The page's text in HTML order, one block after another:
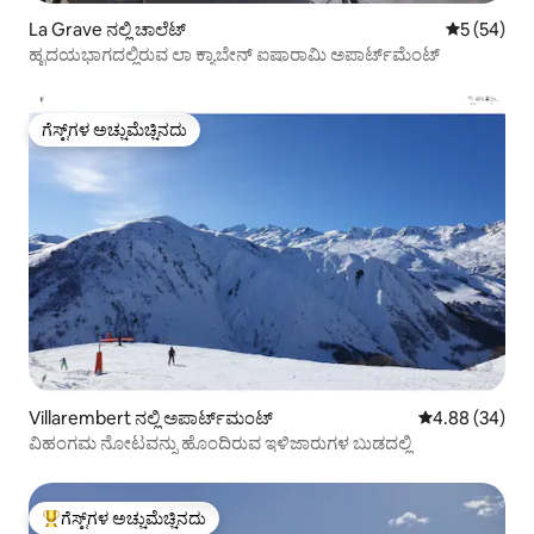
La Grave ನಲ್ಲಿ ಚಾಲೆಟ್ 5 ರಲ್ಲಿ 5
5 (54)
ಹೃದಯಭಾಗದಲ್ಲಿರುವ ಲಾ ಕ್ಯಾಬೇನ್ ಐಷಾರಾಮಿ ಅಪಾರ್ಟ್‌ಮೆಂಟ್
ಗೆಸ್ಟ್‌ಗಳ ಅಚ್ಚುಮೆಚ್ಚಿನದು
ಗೆಸ್ಟ್‌ಗಳ ಅಚ್ಚುಮೆಚ್ಚಿನದು
Villarembert ನಲ್ಲಿ ಅಪಾರ್ಟ್‌ಮಂಟ್ 5 ರಲ್ಲಿ 4.88
4.88 (34)
ವಿಹಂಗಮ ನೋಟವನ್ನು ಹೊಂದಿರುವ ಇಳಿಜಾರುಗಳ ಬುಡದಲ್ಲಿ
ಗೆಸ್ಟ್‌ಗಳಿಗೆ ಅತಿ ಹೆಚ್ಚು ಅಚ್ಚುಮೆಚ್ಚಿನದು
ಗೆಸ್ಟ್‌ಗಳ ಅಚ್ಚುಮೆಚ್ಚಿನದು